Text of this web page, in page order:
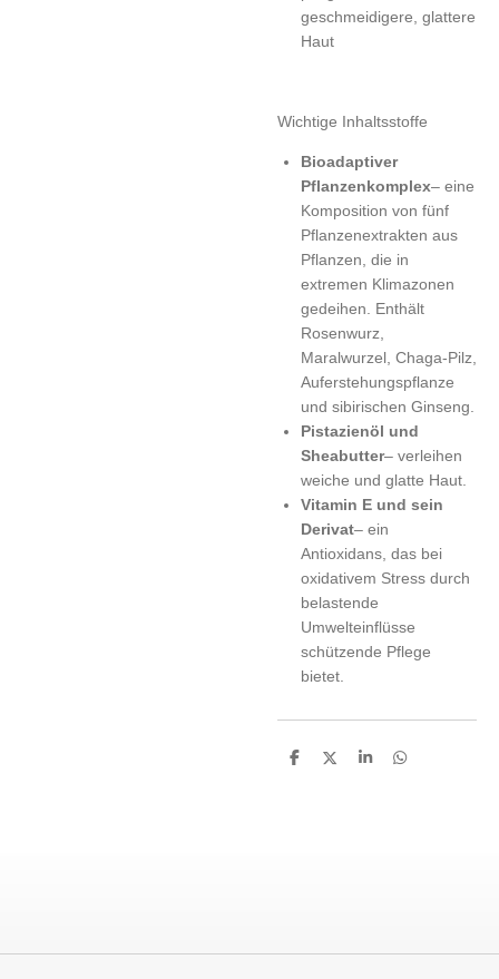
geschmeidigere, glattere
Haut
Wichtige Inhaltsstoffe
Bioadaptiver
Pflanzenkomplex– eine
Komposition von fünf
Pflanzenextrakten aus
Pflanzen, die in
extremen Klimazonen
gedeihen. Enthält
Rosenwurz,
Maralwurzel, Chaga-Pilz,
Auferstehungspflanze
und sibirischen Ginseng.
Pistazienöl und
Sheabutter– verleihen
weiche und glatte Haut.
Vitamin E und sein
Derivat– ein
Antioxidans, das bei
oxidativem Stress durch
belastende
Umwelteinflüsse
schützende Pflege
bietet.
T
T
T
T